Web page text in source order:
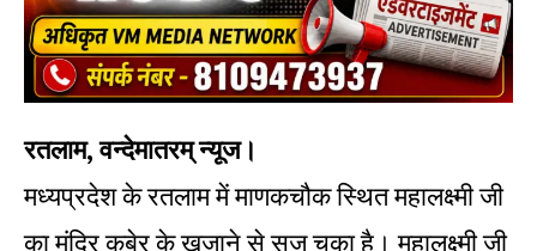
रतलाम, वन्देमातरम् न्यूज।
मध्यप्रदेश के रतलाम में माणकचौक स्थित महालक्ष्मी जी